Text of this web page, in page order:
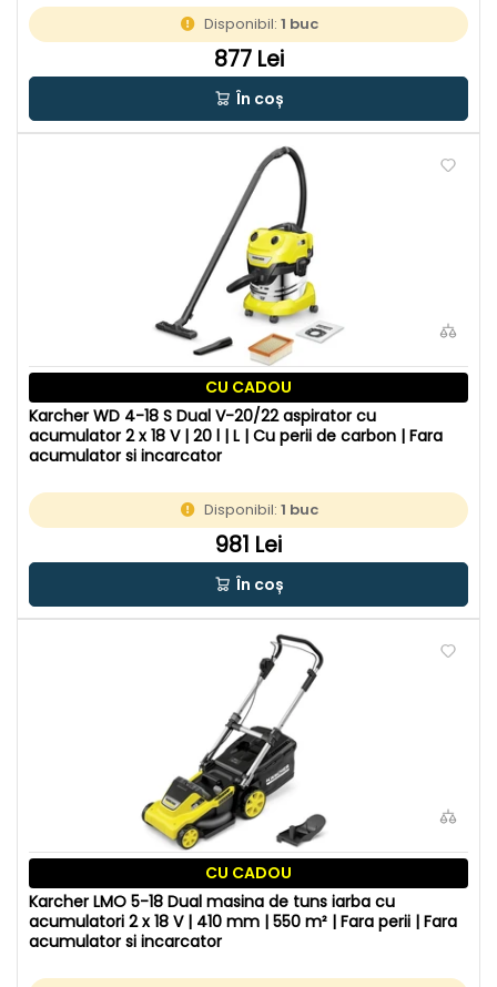
Disponibil:1 buc
877 Lei
În coș
CU CADOU
Karcher WD 4-18 S Dual V-20/22 aspirator cu
acumulator 2 x 18 V | 20 l | L | Cu perii de carbon | Fara
acumulator si incarcator
Disponibil:1 buc
981 Lei
În coș
CU CADOU
Karcher LMO 5-18 Dual masina de tuns iarba cu
acumulatori 2 x 18 V | 410 mm | 550 m² | Fara perii | Fara
acumulator si incarcator